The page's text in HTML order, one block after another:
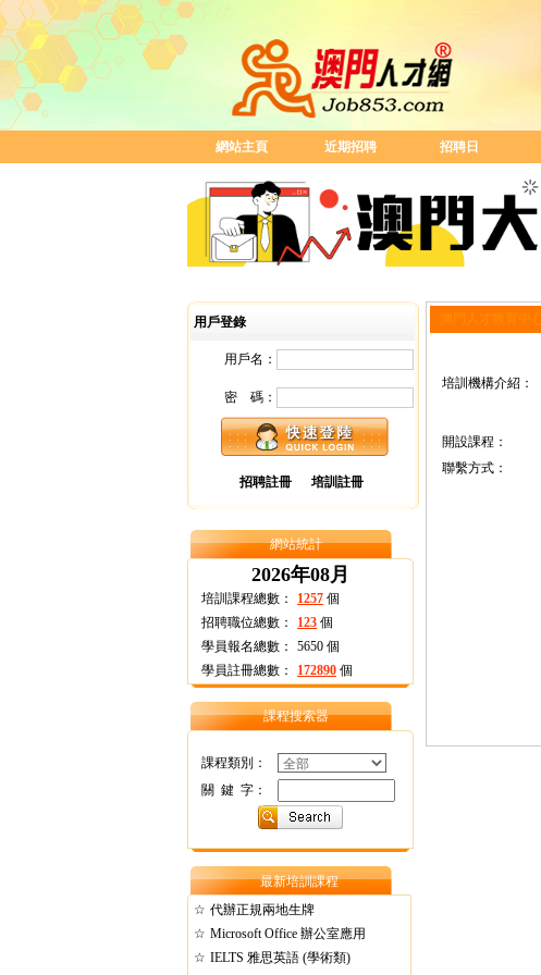
網站主頁 近期招聘 招聘日
用戶登錄
用戶名：
密 碼：
招聘註冊 培訓註冊
網站統計
2026年08月
培訓課程總數： 1257 個
招聘職位總數：
123 個
學員報名總數：
5650 個
學員註冊總數：
172890 個
課程搜索器
課程類別：
關 鍵 字：
最新培訓課程
☆ 代辦正規兩地生牌
☆ Microsoft Office 辦公室應用
☆ IELTS 雅思英語 (學術類)
培訓機構介紹：
開設課程：
聯繫方式：